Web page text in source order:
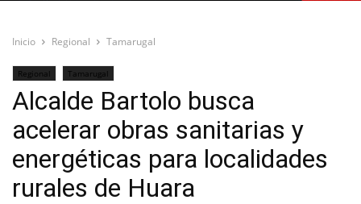
Inicio Regional Tamarugal
Regional Tamarugal
Alcalde Bartolo busca
acelerar obras sanitarias y
energéticas para localidades
rurales de Huara